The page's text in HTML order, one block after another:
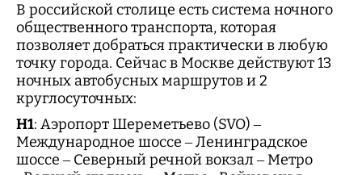
В российской столице есть система ночного
общественного транспорта, которая
позволяет добраться практически в любую
точку города. Сейчас в Москве действуют 13
ночных автобусных маршрутов и 2
круглосуточных:
H1: Аэропорт Шереметьево (SVO) –
Международное шоссе – Ленинградское
шоссе – Северный речной вокзал – Метро